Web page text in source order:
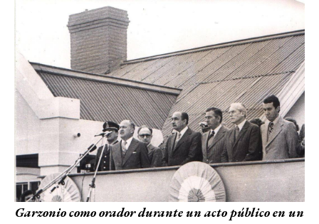
Garzonio como orador durante un acto público en un